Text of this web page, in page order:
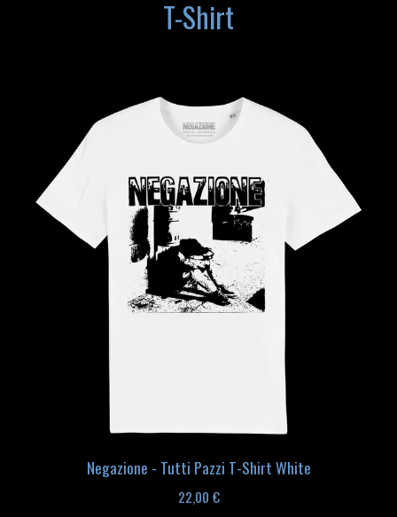
T-Shirt
Negazione - Tutti Pazzi T-Shirt White
22,00 €